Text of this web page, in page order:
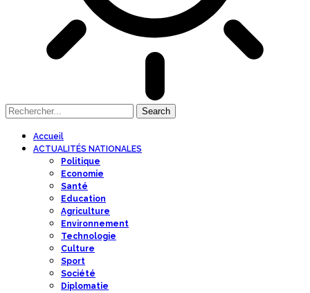
Accueil
ACTUALITÉS NATIONALES
Politique
Economie
Santé
Education
Agriculture
Environnement
Technologie
Culture
Sport
Société
Diplomatie